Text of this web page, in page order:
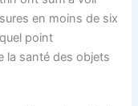
en moins de six
point
la santé des objets